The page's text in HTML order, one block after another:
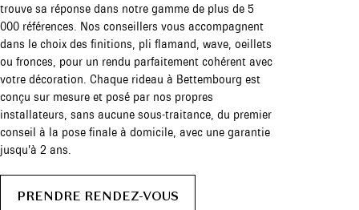
trouve sa réponse dans notre gamme de plus de 5
000 références. Nos conseillers vous accompagnent
dans le choix des finitions, pli flamand, wave, oeillets
ou fronces, pour un rendu parfaitement cohérent avec
votre décoration. Chaque rideau à Bettembourg est
conçu sur mesure et posé par nos propres
installateurs, sans aucune sous-traitance, du premier
conseil à la pose finale à domicile, avec une garantie
jusqu’à 2 ans.
PRENDRE RENDEZ-VOUS